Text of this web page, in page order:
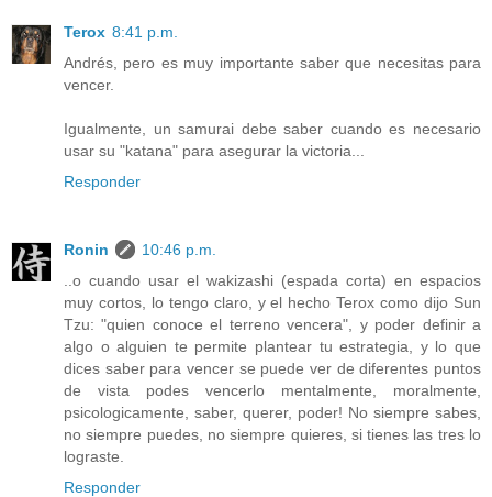
Terox 8:41 p.m.
Andrés, pero es muy importante saber que necesitas para
vencer.
Igualmente, un samurai debe saber cuando es necesario
usar su "katana" para asegurar la victoria...
Responder
Ronin
10:46 p.m.
..o cuando usar el wakizashi (espada corta) en espacios
muy cortos, lo tengo claro, y el hecho Terox como dijo Sun
Tzu: "quien conoce el terreno vencera", y poder definir a
algo o alguien te permite plantear tu estrategia, y lo que
dices saber para vencer se puede ver de diferentes puntos
de vista podes vencerlo mentalmente, moralmente,
psicologicamente, saber, querer, poder! No siempre sabes,
no siempre puedes, no siempre quieres, si tienes las tres lo
lograste.
Responder